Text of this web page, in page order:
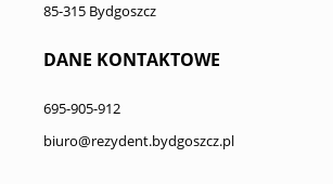
85-315 Bydgoszcz
DANE KONTAKTOWE
695-905-912
biuro@rezydent.bydgoszcz.pl